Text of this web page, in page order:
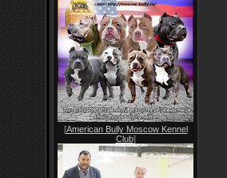
[American Bully Moscow Kennel
Club]